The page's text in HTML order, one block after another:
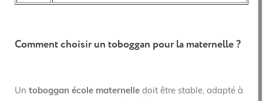
Comment choisir un toboggan pour la maternelle ?
Un toboggan école maternelle doit être stable, adapté à